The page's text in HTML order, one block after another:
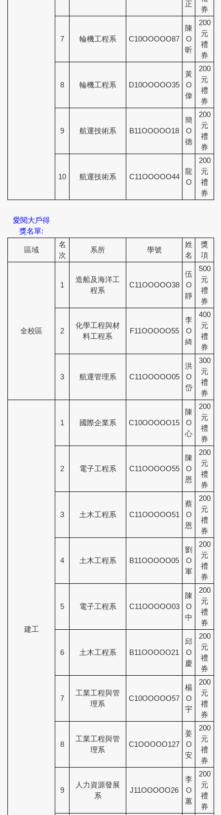
正
券
7 輪機工程系 C10OOOOO87
陳
O
昕
200
元
禮
券
8 輪機工程系 D10OOOOO35
黃
O
偉
200
元
禮
券
9 航運技術系 B11OOOOO18
簡
O
德
200
元
禮
券
10 航運技術系 C11OOOOO44
龍
O
200
元
禮
券
愛閱大戶得
獎名單:
區域
名
次
系所 學號
姓
名
獎
項
全校區
1
造船及海洋工
程系
C11OOOOO38
伍
O
靜
500
元
禮
券
2
化學工程與材
料工程系
F11OOOOO55
李
O
綺
400
元
禮
券
3 航運管理系 C11OOOOO05
洪
O
岱
300
元
禮
券
建工
1 國際企業系 C10OOOOO15
陳
O
心
200
元
禮
券
2 電子工程系 C11OOOOO55
陳
O
恩
200
元
禮
券
3 土木工程系 C11OOOOO51
蔡
O
恩
200
元
禮
券
4 土木工程系 B11OOOOO05
劉
O
軍
200
元
禮
券
5 電子工程系 C11OOOOO03
陳
O
中
200
元
禮
券
6 土木工程系 B11OOOOO21
邱
O
慶
200
元
禮
券
7
工業工程與管
理系
C10OOOOO57
楊
O
宇
200
元
禮
券
8
工業工程與管
理系
C1OOOOO127
姜
O
安
200
元
禮
券
9
人力資源發展
系
J11OOOOO26
李
O
蕙
200
元
禮
券